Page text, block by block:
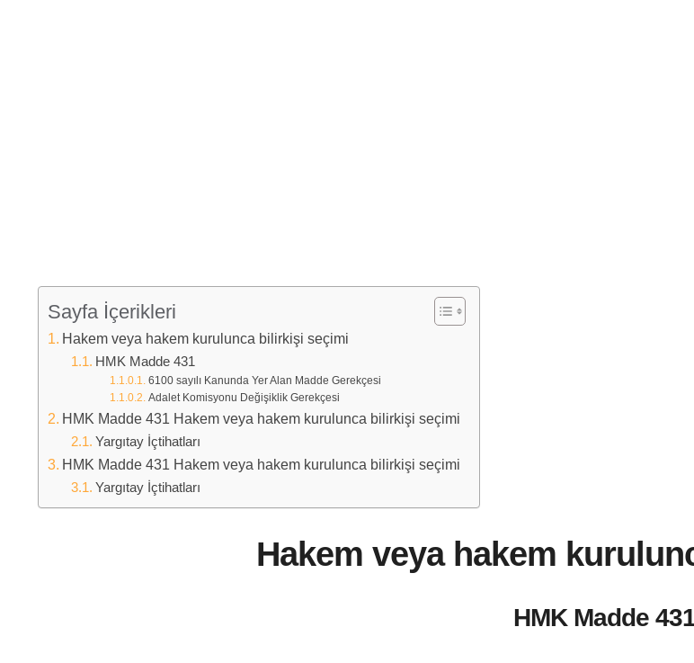
Sayfa İçerikleri
Hakem veya hakem kurulunca bilirkişi seçimi
HMK Madde 431
6100 sayılı Kanunda Yer Alan Madde Gerekçesi
Adalet Komisyonu Değişiklik Gerekçesi
HMK Madde 431 Hakem veya hakem kurulunca bilirkişi seçimi
Yargıtay İçtihatları
HMK Madde 431 Hakem veya hakem kurulunca bilirkişi seçimi
Yargıtay İçtihatları
Hakem veya hakem
HMK Madde